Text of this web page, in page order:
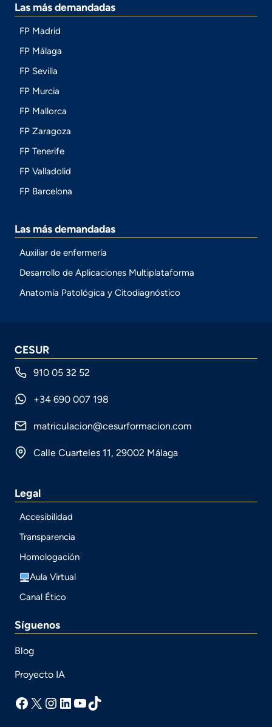
Las más demandadas
FP Madrid
FP Málaga
FP Sevilla
FP Murcia
FP Mallorca
FP Zaragoza
FP Tenerife
FP Valladolid
FP Barcelona
Las más demandadas
Auxiliar de enfermería
Desarrollo de Aplicaciones Multiplataforma
Anatomía Patológica y Citodiagnóstico
CESUR
910 05 32 52
+34 690 007 198
matriculacion@cesurformacion.com
Calle Cuarteles 11, 29002 Málaga
Legal
Accesibilidad
Transparencia
Homologación
Aula Virtual
Canal Ético
Síguenos
Blog
Proyecto IA
facebook
X Instagram
LinkedIn
YouTube
TikTok